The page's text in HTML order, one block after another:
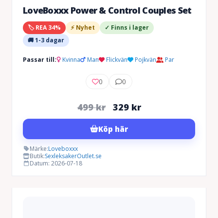
LoveBoxxx Power & Control Couples Set
🏷️ REA 34% ⚡ Nyhet
✓ Finns i lager
🚚 1-3 dagar
Passar till: Kvinna Man Flickvän Pojkvän Par
0 0
499kr
Det
ursprungliga
priset
329 krDet
nuvarande
Köp här
Märke:Loveboxxx
Butik:SexleksakerOutlet.se
Datum: 2026-07-18